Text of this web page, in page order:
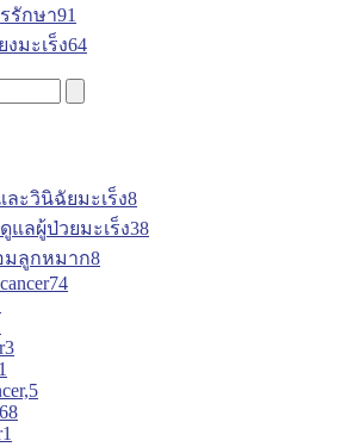
รักษา91
มะเร็ง64
ะวินิฉัยมะเร็ง8
แลผู้ป่วยมะเร็ง38
มลูกหมาก8
74
3
5
68
1